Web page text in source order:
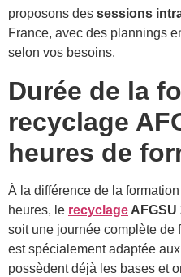
proposons des sessions
France, avec des plannings
selon vos besoins.
Durée de la
recyclage
heures de
À la différence de la
heures, le recyclage
soit une journée complète de
est spécialement adaptée
possèdent déjà les bases et